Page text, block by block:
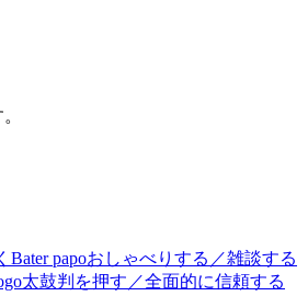
Bater papoおしゃべりする／雑談する
太鼓判を押す／全面的に信頼する